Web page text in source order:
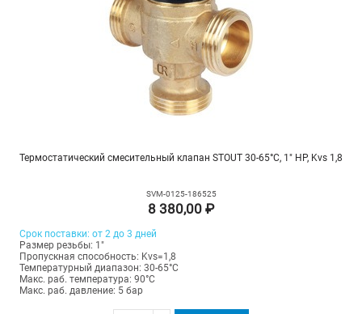
Термостатический смесительный клапан STOUT 30-65°C, 1" НР, Kvs 1,8
SVM-0125-186525
8 380,00 ₽
Срок поставки: от 2 до 3 дней
Размер резьбы: 1"
Пропускная способность: Kvs=1,8
Температурный диапазон: 30-65°С
Макс. раб. температура: 90°C
Макс. раб. давление: 5 бар